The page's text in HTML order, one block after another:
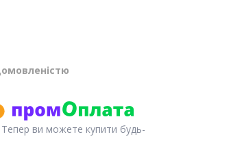
Тепер ви можете купити будь-